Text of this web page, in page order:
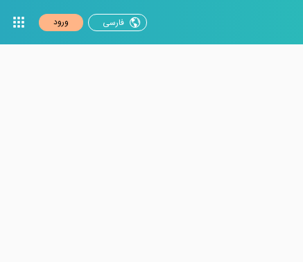
فارسی ورود